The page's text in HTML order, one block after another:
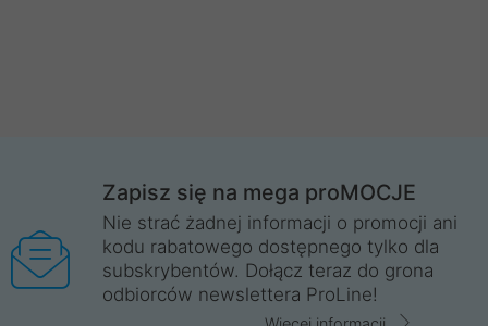
Zapisz się na mega proMOCJE
Nie strać żadnej informacji o promocji ani
kodu rabatowego dostępnego tylko dla
subskrybentów. Dołącz teraz do grona
odbiorców newslettera ProLine!